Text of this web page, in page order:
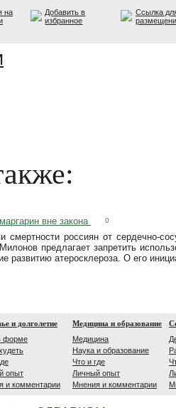
на
Добавить в
избранное
Ссылка
вне закона 0
смертности россиян от сердечно-
предлагает запретить
развитию атеросклероза. О его
и долголетие
форме
опыт
и комментарии
Медицина и образование
Медицина
Наука и образование
Что и где
Личный опыт
Мнения и комментарии